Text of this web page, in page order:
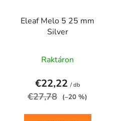
Eleaf Melo 5 25 mm
Silver
Raktáron
€22,22 / db
€27,78 (–20 %)